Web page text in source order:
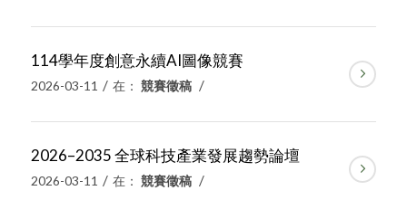
114學年度創意永續AI圖像競賽
2026-03-11 / 在： 競賽徵稿 /
2026–2035 全球科技產業發展趨勢論壇
2026-03-11 / 在： 競賽徵稿 /